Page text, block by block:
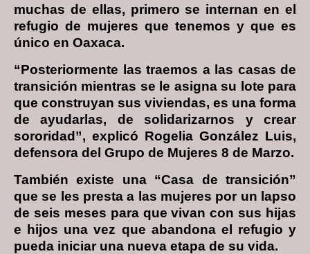
muchas de ellas, primero se internan en el
refugio de mujeres que tenemos y que es
único en Oaxaca.
“Posteriormente las traemos a las casas de
transición mientras se le asigna su lote para
que construyan sus viviendas, es una forma
de ayudarlas, de solidarizarnos y crear
sororidad”, explicó Rogelia González Luis,
defensora del Grupo de Mujeres 8 de Marzo.
También existe una “Casa de transición”
que se les presta a las mujeres por un lapso
de seis meses para que vivan con sus hijas
e hijos una vez que abandona el refugio y
pueda iniciar una nueva etapa de su vida.